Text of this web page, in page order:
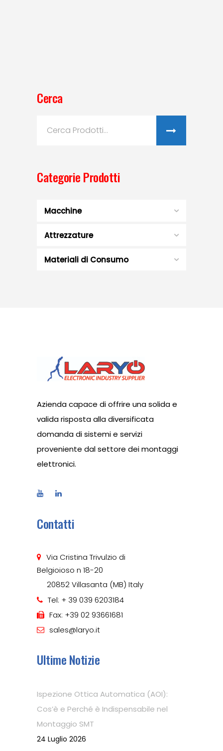
Cerca
Categorie Prodotti
Macchine
Attrezzature
Materiali di Consumo
Azienda capace di offrire una solida e
valida risposta alla diversificata
domanda di sistemi e servizi
proveniente dal settore dei montaggi
elettronici.
Contatti
Via Cristina Trivulzio di
Belgioioso n 18-20
20852 Villasanta (MB) Italy
Tel: + 39 039 6203184
Fax: +39 02 93661681
sales@laryo.it
Ultime Notizie
Ispezione Ottica Automatica (AOI):
Cos’è e Perché è Indispensabile nel
Montaggio SMT
24 Luglio 2026